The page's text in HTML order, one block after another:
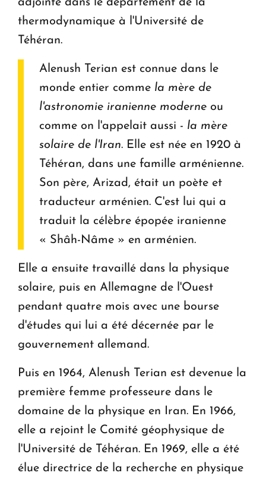
adjointe dans le département de la
thermodynamique à l'Université de
Téhéran.
Alenush Terian est connue dans le
monde entier comme la mère de
l'astronomie iranienne moderne ou
comme on l'appelait aussi - la mère
solaire de l'Iran. Elle est née en 1920 à
Téhéran, dans une famille arménienne.
Son père, Arizad, était un poète et
traducteur arménien. C'est lui qui a
traduit la célèbre épopée iranienne
« Shâh-Nâme » en arménien.
Elle a ensuite travaillé dans la physique
solaire, puis en Allemagne de l'Ouest
pendant quatre mois avec une bourse
d'études qui lui a été décernée par le
gouvernement allemand.
Puis en 1964, Alenush Terian est devenue la
première femme professeure dans le
domaine de la physique en Iran. En 1966,
elle a rejoint le Comité géophysique de
l'Université de Téhéran. En 1969, elle a été
élue directrice de la recherche en physique